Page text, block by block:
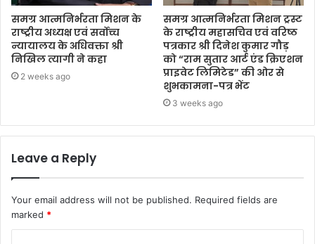
समग्र आत्मनिर्भरता मिशन के
राष्ट्रीय अध्यक्ष एवं सर्वोच्च
न्यायालय के अधिवक्ता श्री
निखिल त्यागी ने कहा
2 weeks ago
समग्र आत्मनिर्भरता मिशन ट्रस्ट
के राष्ट्रीय महासचिव एवं वरिष्ठ
पत्रकार श्री दिनेश कुमार गौड़
को “राम सुतार आर्ट एंड क्रिएशन
प्राइवेट लिमिटेड” की ओर से
शुभकामना-पत्र भेंट
3 weeks ago
Leave a Reply
Your email address will not be published. Required fields are
marked *